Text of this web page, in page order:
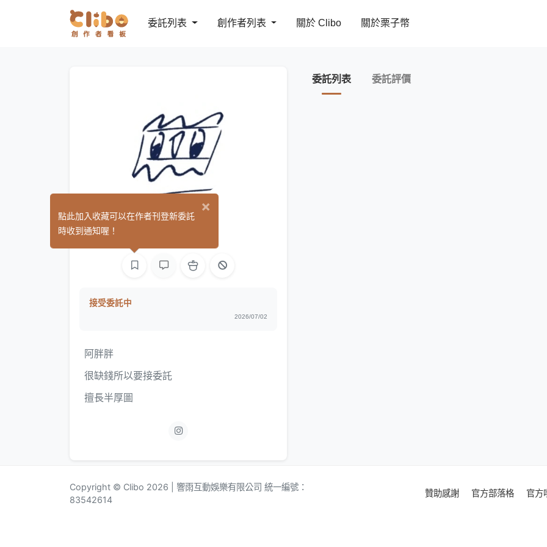
委託列表 創作者列表 關於 Clibo 關於栗子幣
阿胖胖
接受委託中
2026/07/02
阿胖胖
很缺錢所以要接委託
擅長半厚圖
委託列表 委託評價
Copyright © Clibo 2026 | 響雨互動娛樂有限公司 統一編號：
83542614
贊助感謝 官方部落格 官方
×
點此加入收藏可以在作者刊登新委託
時收到通知喔！